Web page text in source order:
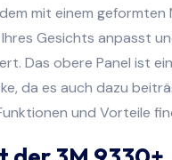
mit einem geformten
Gesichts anpasst
Das obere Panel ist
da es auch dazu
und Vorteile